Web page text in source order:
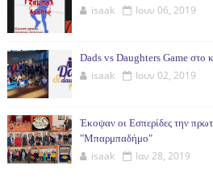
isaak Ιουν 06, 2019
Dads vs Daughters Game στο
isaak Ιουν 02, 2019
Έκοψαν οι Εσπερίδες την
"Μπαρμπαδήμο"
isaak Ιαν 28, 2019